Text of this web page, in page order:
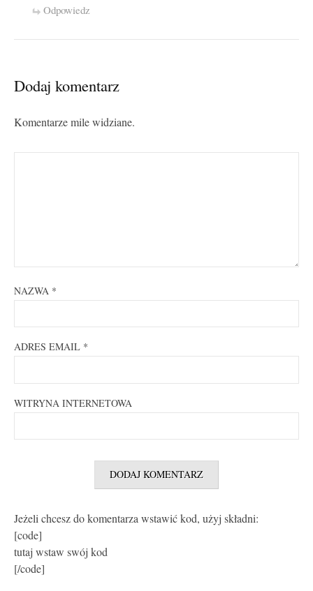
Odpowiedz
Dodaj komentarz
Komentarze mile widziane.
NAZWA *
ADRES EMAIL *
WITRYNA INTERNETOWA
Jeżeli chcesz do komentarza wstawić kod, użyj składni:
[code]
tutaj wstaw swój kod
[/code]